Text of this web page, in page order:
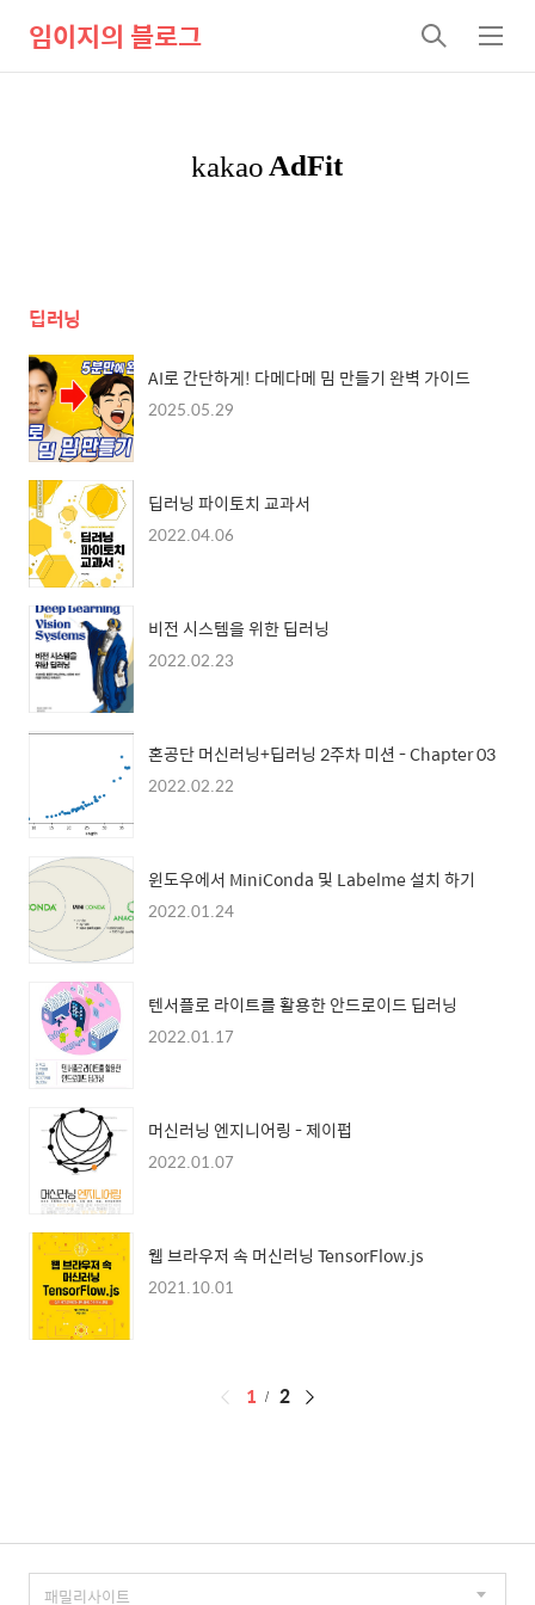
임이지의 블로그
검
색
메
뉴
딥러닝
AI로 간단하게! 다메다메 밈 만들기 완벽 가이드
2025.05.29
딥러닝 파이토치 교과서
2022.04.06
비전 시스템을 위한 딥러닝
2022.02.23
혼공단 머신러닝+딥러닝 2주차 미션 - Chapter 03
2022.02.22
윈도우에서 MiniConda 및 Labelme 설치 하기
2022.01.24
텐서플로 라이트를 활용한 안드로이드 딥러닝
2022.01.17
머신러닝 엔지니어링 - 제이펍
2022.01.07
웹 브라우저 속 머신러닝 TensorFlow.js
2021.10.01
페
1 2